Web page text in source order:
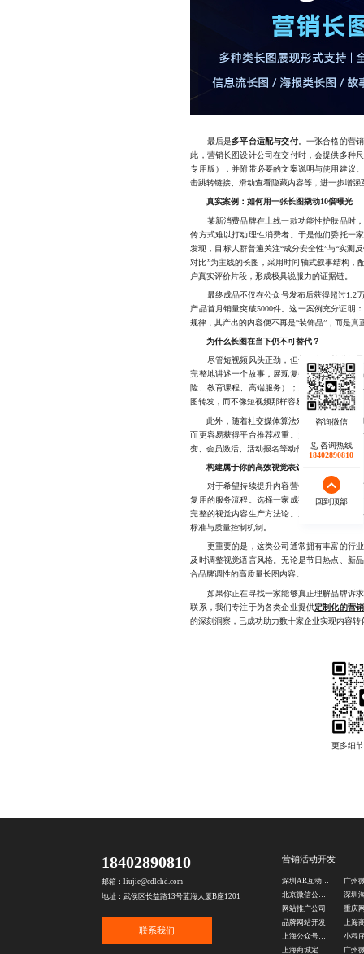
最后是多平台适配与交付。一张合格的营
此，营销长图设计公司在交付时，会提供多种
专用版），并附带必要的文案说明与使用建议
击跳转链接、滑动查看隐藏内容等，进一步增强
真实案例：如何用一张长图撬动10倍曝光
某新消费品牌在上线一款功能性护肤品时，
传方式难以打动理性消费者。于是他们委托一
发现，目标人群普遍关注“成分安全性”与“实测
对比”为主线的长图，采用时间轴式叙事结构，
户真实评价片段，形成极具说服力的证据链。
最终成品不仅在公众号发布后获得超过1.2
产品首月销量突破5000件。这一案例充分证明
规律，其产出的内容便不再是“装饰品”，而是真
为什么长图在当下仍不可替代？
尽管短视频风头正劲，但长图文在某些场景
完整地讲述一个故事，展现复杂的产品逻辑或
险、教育课程、高端服务）；另一方面，长图
图转发，而不像短视频那样容易被快速滑过。
此外，随着社交媒体算法对“完读率”和“停留
而更容易获得平台推荐权重。尤其是在私域流
变、会员激活、活动报名等动作的重要触点。
构建属于你的高效视觉表达体系
对于希望持续提升内容营销效能的企业而言
复用的服务流程。选择一家成熟的营销长图设
完整的视觉内容生产方法论。从需求分析、策
标准与质量控制机制。
更重要的是，这类公司通常拥有丰富的行业
及时调整视觉语言风格。无论是节日热点、新
合品牌调性的高质量长图内容。
如果你正在寻找一家能够真正理解品牌诉求
联系，我们专注于为各类企业提供定制化的营
的深刻洞察，已成功助力数十家企业实现内容转
18402890810
邮箱：liujie@cdlchd.com
地址：武侯区长益路13号蓝海大厦B座1201
联系我们
营销活动开发
深圳AR互动游戏制作
北京微信公众号定制
网站推广公司
品牌网站开发
上海公众号定制公司
咨询热线
18402890810
回到顶部